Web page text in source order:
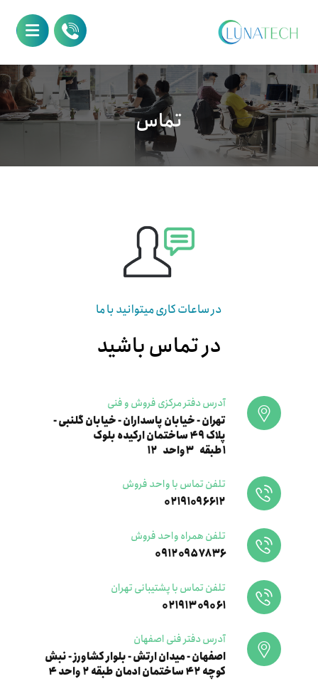
تماس
در ساعات کاری میتوانید با ما
در تماس باشید
آدرس دفتر مرکزی فروش و فنی
تهران - خیابان پاسداران - خیابان گلنبی -
پلاک ۴۹ ساختمان ارکیده بلوک
۱طبقه ۳واحد ۱۲
تلفن تماس با واحد فروش
۰۲۱۹۱۰۹۶۶۱۲
تلفن همراه واحد فروش
۰۹۱۲۰۹۵۷۸۳۶
تلفن تماس با پشتیبانی تهران
۰۲۱۹۱۳۰۹۰۶۱
آدرس دفتر فنی اصفهان
اصفهان - میدان ارتش - بلوار کشاورز - نبش
کوچه ۴۲ ساختمان ادمان طبقه ۲ واحد ۴